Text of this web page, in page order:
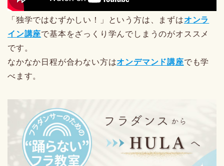
「独学ではむずかしい！」という方は、まずはオンラ
イン講座で基本をざっくり学んでしまうのがオススメ
です。
なかなか日程が合わない方はオンデマンド講座でも学
べます。